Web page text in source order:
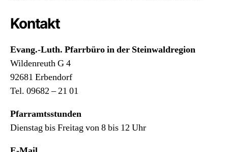
Kontakt
Evang.-Luth. Pfarrbüro in der Steinwaldregion
Wildenreuth G 4
92681 Erbendorf
Tel. 09682 – 21 01
Pfarramtsstunden
Dienstag bis Freitag von 8 bis 12 Uhr